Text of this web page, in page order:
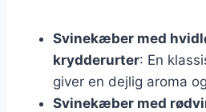
Svinekæber med
krydderurter: En
giver en dejlig aroma
Svinekæber med